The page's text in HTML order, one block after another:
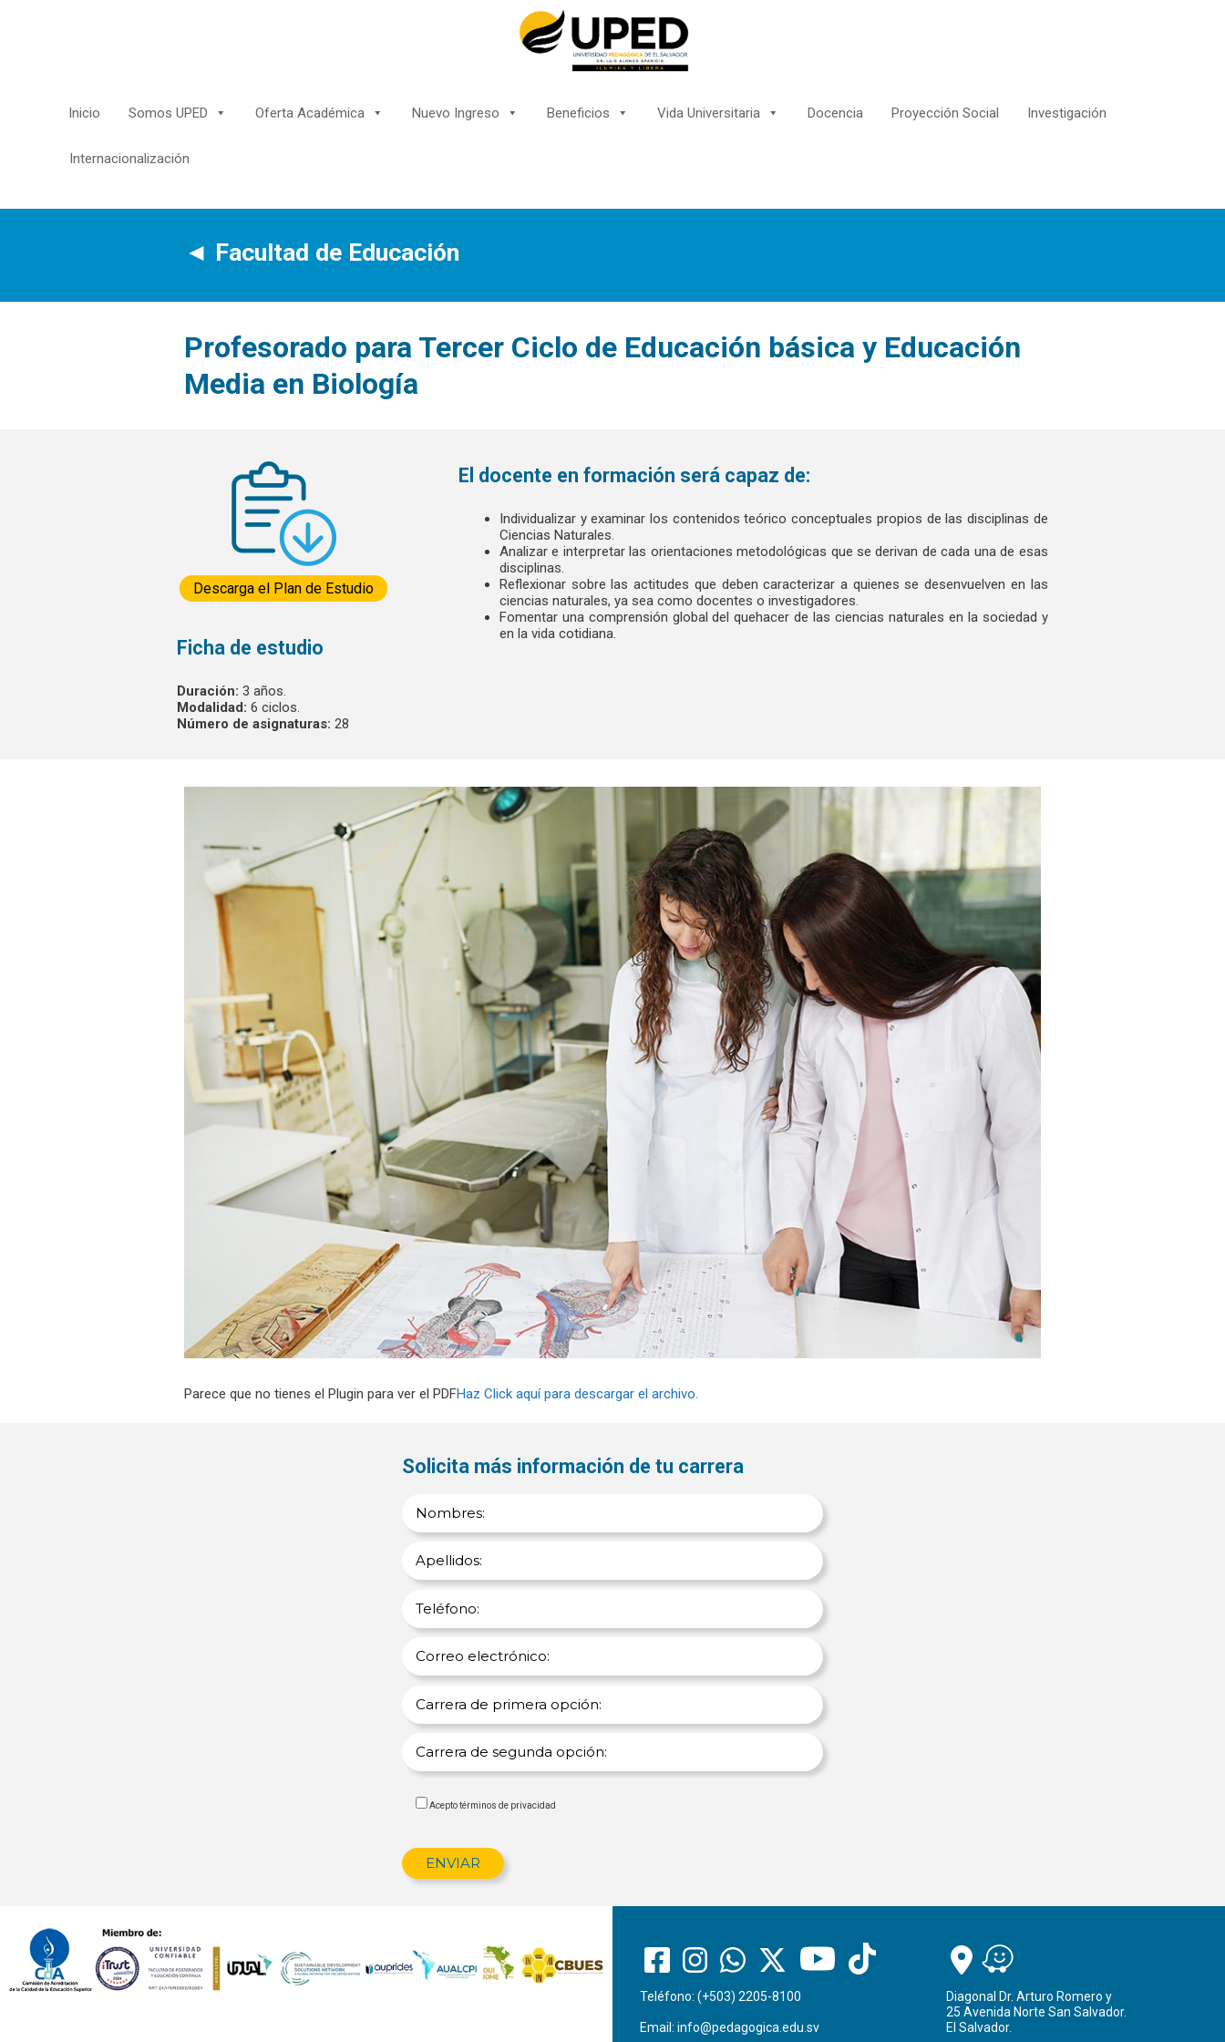
Inicio Somos UPED Oferta Académica Nuevo Ingreso Beneficios Vida Universitaria Docencia Proyección Social Investigación
Internacionalización
◄ Facultad de Educación
Profesorado para Tercer Ciclo de Educación básica y Educación
Media en Biología
Descarga el Plan de Estudio
Ficha de estudio
Duración: 3 años.
Modalidad: 6 ciclos.
Número de asignaturas: 28
El docente en formación será capaz de:
Individualizar y examinar los contenidos teórico conceptuales propios de las disciplinas de
Ciencias Naturales.
Analizar e interpretar las orientaciones metodológicas que se derivan de cada una de esas
disciplinas.
Reflexionar sobre las actitudes que deben caracterizar a quienes se desenvuelven en las
ciencias naturales, ya sea como docentes o investigadores.
Fomentar una comprensión global del quehacer de las ciencias naturales en la sociedad y
en la vida cotidiana.
Parece que no tienes el Plugin para ver el PDFHaz Click aquí para descargar el archivo.
Solicita más información de tu carrera
Acepto términos de privacidad
Teléfono: (+503) 2205-8100
Email: info@pedagogica.edu.sv
Diagonal Dr. Arturo Romero y
25 Avenida Norte San Salvador.
El Salvador.